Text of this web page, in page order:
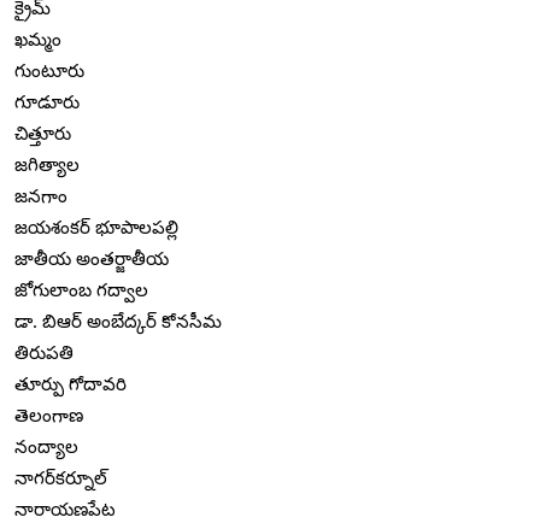
క్రైమ్
ఖమ్మం
గుంటూరు
గూడూరు
చిత్తూరు
జగిత్యాల
జనగాం
జయశంకర్ భూపాలపల్లి
జాతీయ అంతర్జాతీయ
జోగులాంబ గద్వాల
డా. బిఆర్ అంబేద్కర్ కోనసీమ
తిరుపతి
తూర్పు గోదావరి
తెలంగాణ
నంద్యాల
నాగర్‌కర్నూల్
నారాయణపేట